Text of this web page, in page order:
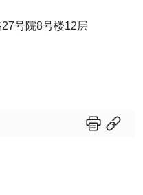
号院8号楼12层
 